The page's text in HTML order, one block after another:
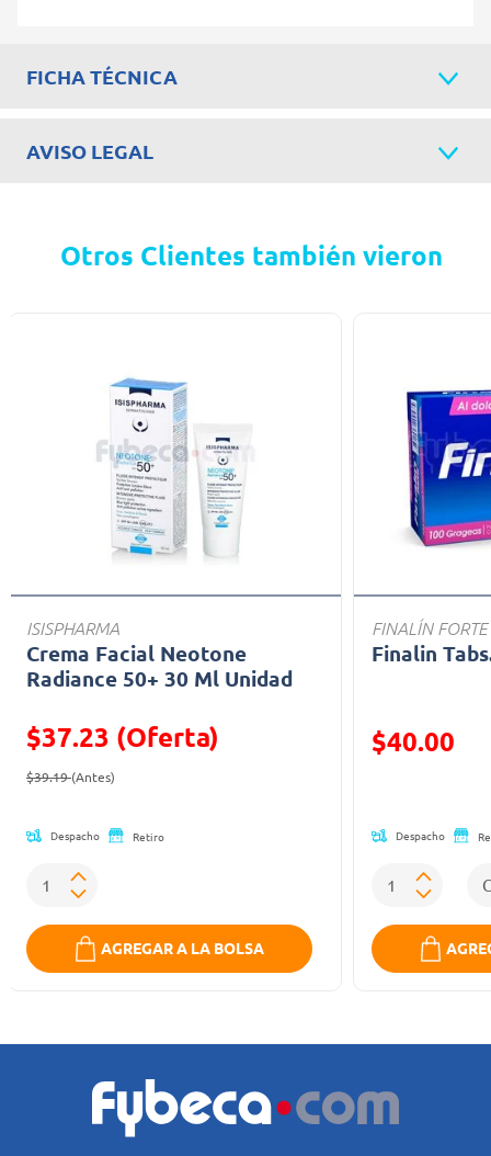
FICHA TÉCNICA
AVISO LEGAL
Otros Clientes también vieron
ISISPHARMA
Crema Facial Neotone
Radiance 50+ 30 Ml Unidad
$37.23 (Oferta)
Precio reducido de
$39.19(Antes)
Despacho Retiro
AGREGAR A LA BOLSA
FINALÍN FORTE
Finalin
Precio
$40.00
Despacho